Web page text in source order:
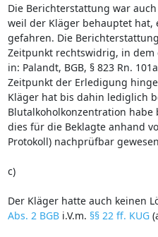
Die Berichterstattung war
weil der Kläger behauptet hat,
gefahren. Die
Zeitpunkt rechtswidrig, in
in: Palandt, BGB, § 823 Rn.
Zeitpunkt der Erledigung
Kläger hat bis dahin lediglich
Blutalkoholkonzentration habe
dies für die Beklagte anhand
Protokoll) nachprüfbar
c)
Der Kläger hatte auch keinen
Abs. 2 BGBi.V.m. §§ 22 ff. KUG